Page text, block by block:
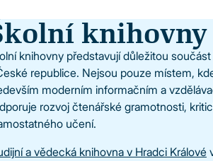
knihovny
knihovny představují důležitou
republice. Nejsou pouze místem,
moderním informačním a
rozvoj čtenářské gramotnosti,
učení.
a vědecká knihovna v Hradci Králové